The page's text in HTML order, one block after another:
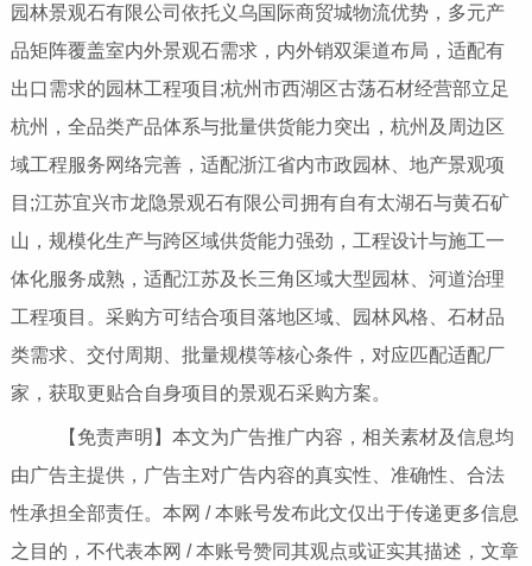
园林景观石有限公司依托义乌国际商贸城物流优势，多元产
品矩阵覆盖室内外景观石需求，内外销双渠道布局，适配有
出口需求的园林工程项目;杭州市西湖区古荡石材经营部立足
杭州，全品类产品体系与批量供货能力突出，杭州及周边区
域工程服务网络完善，适配浙江省内市政园林、地产景观项
目;江苏宜兴市龙隐景观石有限公司拥有自有太湖石与黄石矿
山，规模化生产与跨区域供货能力强劲，工程设计与施工一
体化服务成熟，适配江苏及长三角区域大型园林、河道治理
工程项目。采购方可结合项目落地区域、园林风格、石材品
类需求、交付周期、批量规模等核心条件，对应匹配适配厂
家，获取更贴合自身项目的景观石采购方案。
【免责声明】本文为广告推广内容，相关素材及信息均
由广告主提供，广告主对广告内容的真实性、准确性、合法
性承担全部责任。本网 / 本账号发布此文仅出于传递更多信息
之目的，不代表本网 / 本账号赞同其观点或证实其描述，文章